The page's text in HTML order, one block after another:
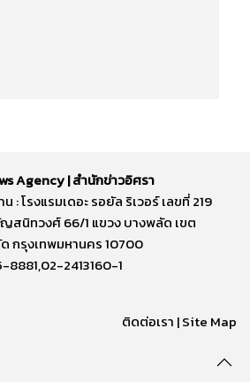
Agency | สำนักข่าวอิศรา
: โรงแรมเดอะ รอยัล ริเวอร์ เลขที่ 219
สนิทวงศ์ 66/1 แขวง บางพลัด เขต
กรุงเทพมหานคร 10700
8881,02-2413160-1
ติดต่อเรา |Site Map